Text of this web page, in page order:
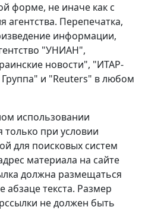
форме, не иначе как с
Перепечатка,
информации,
"УНИАН",
новости", "ИТАР-
и "Reuters" в любом
использовании
только при условии
для поисковых систем
материала на сайте
должна размещаться
абзаце текста. Размер
не должен быть